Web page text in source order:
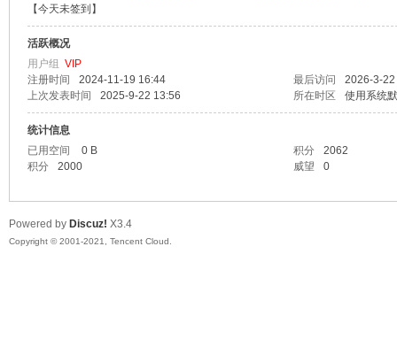
【今天未签到 】
活跃概况
用户组 VIP
注册时间
2024-11-19 16:44 最后访问
2026-3-
上次发表时间
2025-9-22 13:56 所在时区 使用系统
统计信息
已用空间
0 B 积分
2062
积分
2000 威望 0
Powered by Discuz! X3.4
Copyright © 2001-2021, Tencent Cloud.